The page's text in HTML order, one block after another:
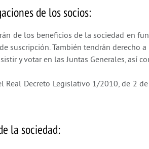
de los socios:
de los beneficios de la sociedad en
suscripción. También tendrán
y votar en las Juntas Generales, así
Real Decreto Legislativo 1/2010, de 2
la sociedad: